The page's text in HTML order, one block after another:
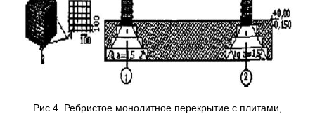
Рис.4. Ребристое монолитное перекрытие с плитами,